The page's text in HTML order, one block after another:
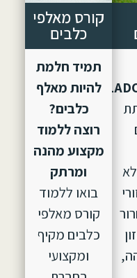
הוקם
קורס מאלפי
כלבים
תמיד חלמת
להיות מאלף
כלבים?
רוצה ללמוד
מקצוע מהנה
ומרתק
בואו ללמוד
קורס מאלפי
כלבים מקיף
ומקצועי